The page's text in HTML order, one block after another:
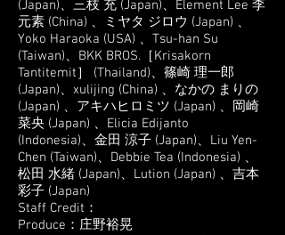
(Japan)、三枝 充 (Japan)、Element Lee 李
元素 (China) 、ミヤタ ジロウ (Japan) 、
Yoko Haraoka (USA) 、Tsu-han Su
(Taiwan)、BKK BROS.［Krisakorn
Tantitemit］ (Thailand)、篠崎 理一郎
(Japan)、xulijing (China) 、なかの まりの
(Japan) 、アキハヒロミツ (Japan) 、岡崎
菜央 (Japan) 、Elicia Edijanto
(Indonesia)、金田 涼子 (Japan)、Liu Yen-
Chen (Taiwan)、Debbie Tea (Indonesia) 、
松田 水緒 (Japan)、Lution (Japan) 、吉本
彩子 (Japan)
Staff Credit：
Produce：庄野裕晃